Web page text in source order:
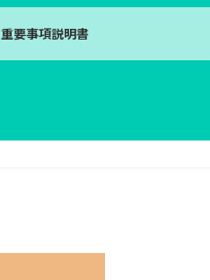
重要事項説明書